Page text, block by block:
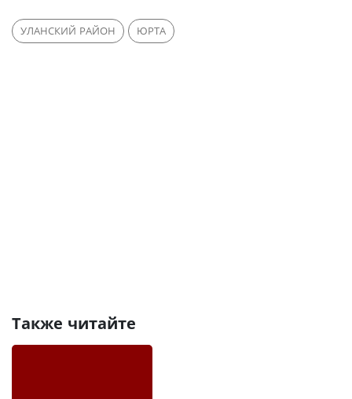
УЛАНСКИЙ РАЙОН ЮРТА
Также читайте